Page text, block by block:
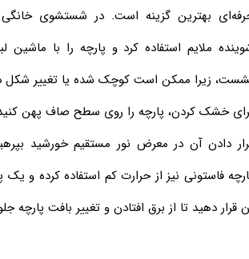
بهترین گزینه است. در شستشوی
ملایم استفاده کرد و پارچه را با ماشین
زیرا ممکن است کوچک شده یا تغییر شکل
خشک کردن، پارچه را روی سطح صاف پهن کنید
دادن آن در معرض نور مستقیم خورشید
فاستونی نیز از حرارت کم استفاده کرده و
قرار دهید تا از برق افتادن و تغییر بافت پارچه